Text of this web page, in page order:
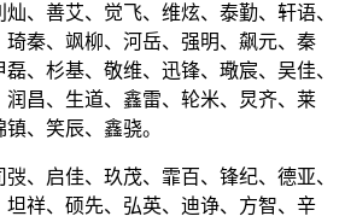
、善艾、觉飞、维炫、泰勤、轩语、
秦、飒柳、河岳、强明、飙元、秦
、杉基、敬维、迅锋、璥宸、吴佳、
昌、生道、鑫雷、轮米、炅齐、莱
、笑辰、鑫骁。
、启佳、玖茂、霏百、锋纪、德亚、
祥、硕先、弘英、迪诤、方智、辛